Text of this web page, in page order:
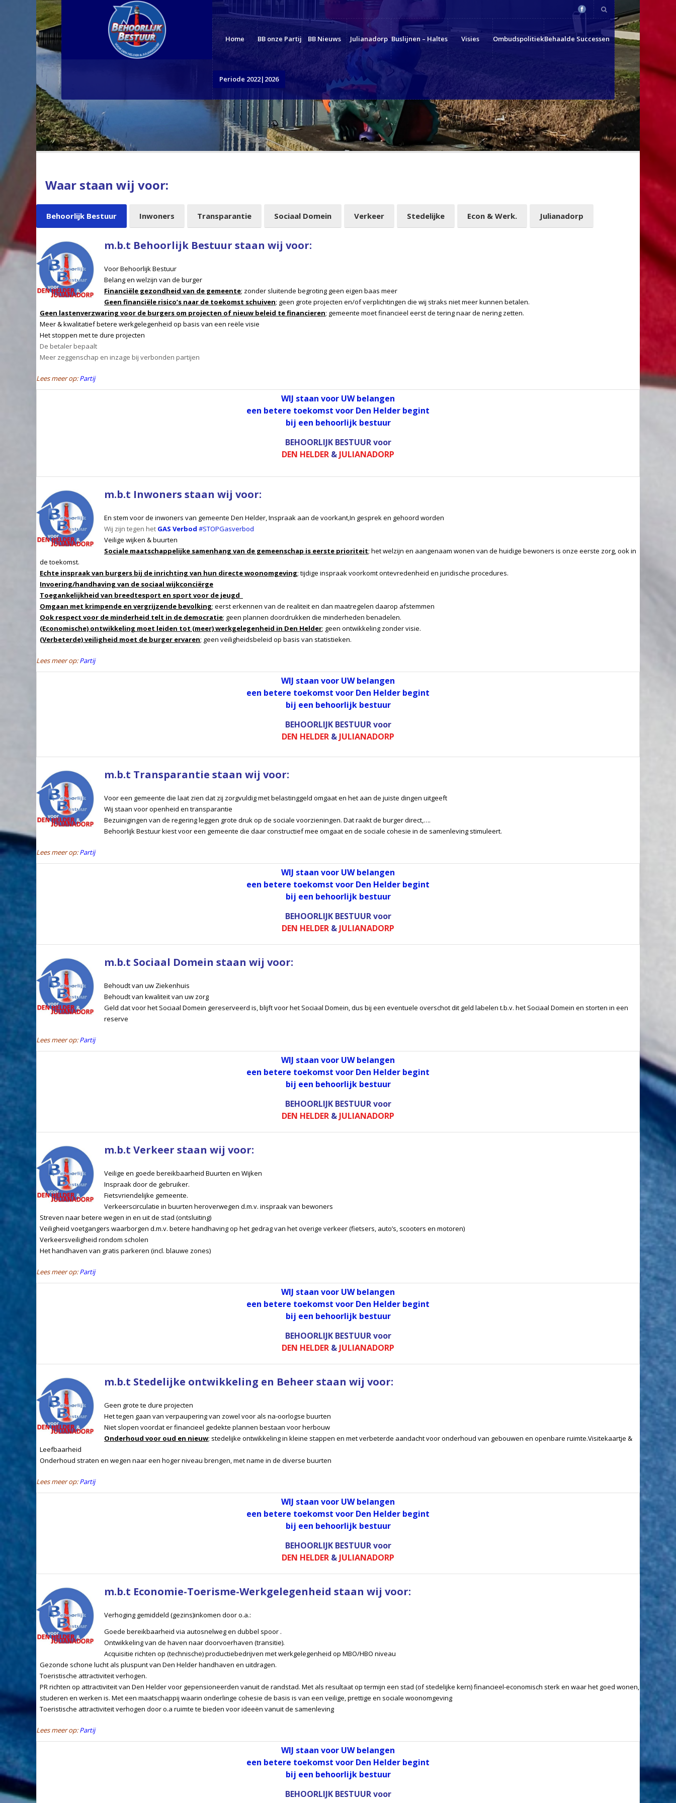
Home BB onze Partij BB Nieuws Julianadorp Buslijnen – Haltes Visies OmbudspolitiekBehaalde Successen
Periode 2022|2026
Waar staan wij voor:
Behoorlijk Bestuur Inwoners Transparantie Sociaal Domein Verkeer Stedelijke Econ & Werk. Julianadorp
m.b.t Behoorlijk Bestuur staan wij voor:
Voor Behoorlijk Bestuur
Belang en welzijn van de burger
Financiële gezondheid van de gemeente; zonder sluitende begroting geen eigen baas meer
Geen financiële risico’s naar de toekomst schuiven; geen grote projecten en/of verplichtingen die wij straks niet meer kunnen betalen.
Geen lastenverzwaring voor de burgers om projecten of nieuw beleid te financieren; gemeente moet financieel eerst de tering naar de nering zetten.
Meer & kwalitatief betere werkgelegenheid op basis van een reële visie
Het stoppen met te dure projecten
De betaler bepaalt
Meer zeggenschap en inzage bij verbonden partijen
Lees meer op:Partij
WIJ staan voor UW belangen
een betere toekomst voor Den Helder begint
bij een behoorlijk bestuur
BEHOORLIJK BESTUUR voor
DEN HELDER & JULIANADORP
m.b.t Inwoners staan wij voor:
En stem voor de inwoners van gemeente Den Helder, Inspraak aan de voorkant,In gesprek en gehoord worden
Wij zijn tegen het GAS Verbod #STOPGasverbod
Veilige wijken & buurten
Sociale maatschappelijke samenhang van de gemeenschap is eerste prioriteit; het welzijn en aangenaam wonen van de huidige bewoners is onze eerste zorg, ook in
de toekomst.
Echte inspraak van burgers bij de inrichting van hun directe woonomgeving; tijdige inspraak voorkomt ontevredenheid en juridische procedures.
Invoering/handhaving van de sociaal wijkconciërge
Toegankelijkheid van breedtesport en sport voor de jeugd
Omgaan met krimpende en vergrijzende bevolking; eerst erkennen van de realiteit en dan maatregelen daarop afstemmen
Ook respect voor de minderheid telt in de democratie; geen plannen doordrukken die minderheden benadelen.
(Economische) ontwikkeling moet leiden tot (meer) werkgelegenheid in Den Helder; geen ontwikkeling zonder visie.
(Verbeterde) veiligheid moet de burger ervaren; geen veiligheidsbeleid op basis van statistieken.
Lees meer op:Partij
WIJ staan voor UW belangen
een betere toekomst voor Den Helder begint
bij een behoorlijk bestuur
BEHOORLIJK BESTUUR voor
DEN HELDER & JULIANADORP
m.b.t Transparantie staan wij voor:
Voor een gemeente die laat zien dat zij zorgvuldig met belastinggeld omgaat en het aan de juiste dingen uitgeeft
Wij staan voor openheid en transparantie
Bezuinigingen van de regering leggen grote druk op de sociale voorzieningen. Dat raakt de burger direct,….
Behoorlijk Bestuur kiest voor een gemeente die daar constructief mee omgaat en de sociale cohesie in de samenleving stimuleert.
Lees meer op:Partij
WIJ staan voor UW belangen
een betere toekomst voor Den Helder begint
bij een behoorlijk bestuur
BEHOORLIJK BESTUUR voor
DEN HELDER & JULIANADORP
m.b.t Sociaal Domein staan wij voor:
Behoudt van uw Ziekenhuis
Behoudt van kwaliteit van uw zorg
Geld dat voor het Sociaal Domein gereserveerd is, blijft voor het Sociaal Domein, dus bij een eventuele overschot dit geld labelen t.b.v. het Sociaal Domein en storten in een
reserve
Lees meer op:Partij
WIJ staan voor UW belangen
een betere toekomst voor Den Helder begint
bij een behoorlijk bestuur
BEHOORLIJK BESTUUR voor
DEN HELDER & JULIANADORP
m.b.t Verkeer staan wij voor:
Veilige en goede bereikbaarheid Buurten en Wijken
Inspraak door de gebruiker.
Fietsvriendelijke gemeente.
Verkeerscirculatie in buurten heroverwegen d.m.v. inspraak van bewoners
Streven naar betere wegen in en uit de stad (ontsluiting)
Veiligheid voetgangers waarborgen d.m.v. betere handhaving op het gedrag van het overige verkeer (fietsers, auto’s, scooters en motoren)
Verkeersveiligheid rondom scholen
Het handhaven van gratis parkeren (incl. blauwe zones)
Lees meer op:Partij
WIJ staan voor UW belangen
een betere toekomst voor Den Helder begint
bij een behoorlijk bestuur
BEHOORLIJK BESTUUR voor
DEN HELDER & JULIANADORP
m.b.t Stedelijke ontwikkeling en Beheer staan wij voor:
Geen grote te dure projecten
Het tegen gaan van verpaupering van zowel voor als na-oorlogse buurten
Niet slopen voordat er financieel gedekte plannen bestaan voor herbouw
Onderhoud voor oud en nieuw; stedelijke ontwikkeling in kleine stappen en met verbeterde aandacht voor onderhoud van gebouwen en openbare ruimte.Visitekaartje &
Leefbaarheid
Onderhoud straten en wegen naar een hoger niveau brengen, met name in de diverse buurten
Lees meer op:Partij
WIJ staan voor UW belangen
een betere toekomst voor Den Helder begint
bij een behoorlijk bestuur
BEHOORLIJK BESTUUR voor
DEN HELDER & JULIANADORP
m.b.t Economie-Toerisme-Werkgelegenheid staan wij voor:
Verhoging gemiddeld (gezins)inkomen door o.a.:
Goede bereikbaarheid via autosnelweg en dubbel spoor .
Ontwikkeling van de haven naar doorvoerhaven (transitie).
Acquisitie richten op (technische) productiebedrijven met werkgelegenheid op MBO/HBO niveau
Gezonde schone lucht als pluspunt van Den Helder handhaven en uitdragen.
Toeristische attractiviteit verhogen.
PR richten op attractiviteit van Den Helder voor gepensioneerden vanuit de randstad. Met als resultaat op termijn een stad (of stedelijke kern) financieel-economisch sterk en waar het goed wonen,
studeren en werken is. Met een maatschappij waarin onderlinge cohesie de basis is van een veilige, prettige en sociale woonomgeving
Toeristische attractiviteit verhogen door o.a ruimte te bieden voor ideeën vanuit de samenleving
Lees meer op:Partij
WIJ staan voor UW belangen
een betere toekomst voor Den Helder begint
bij een behoorlijk bestuur
BEHOORLIJK BESTUUR voor